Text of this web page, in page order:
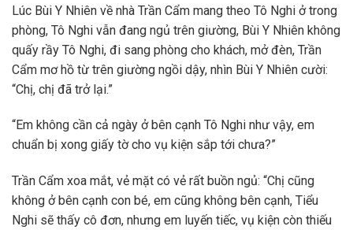
Lúc Bùi Y Nhiên về nhà Trần Cẩm mang theo Tô Nghi ở trong
phòng, Tô Nghi vẫn đang ngủ trên giường, Bùi Y Nhiên không
quấy rầy Tô Nghi, đi sang phòng cho khách, mở đèn, Trần
Cẩm mơ hồ từ trên giường ngồi dậy, nhìn Bùi Y Nhiên cười:
“Chị, chị đã trở lại.”
“Em không cần cả ngày ở bên cạnh Tô Nghi như vậy, em
chuẩn bị xong giấy tờ cho vụ kiện sắp tới chưa?”
Trần Cẩm xoa mắt, vẻ mặt có vẻ rất buồn ngủ: “Chị cũng
không ở bên cạnh con bé, em cũng không bên cạnh, Tiểu
Nghi sẽ thấy cô đơn, nhưng em luyến tiếc, vụ kiện còn thiếu